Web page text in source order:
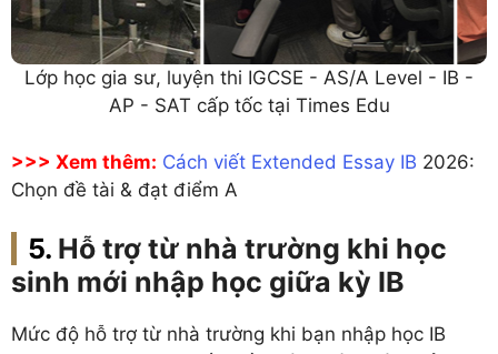
Lớp học gia sư, luyện thi IGCSE - AS/A Level - IB -
AP - SAT cấp tốc tại Times Edu
>>> Xem thêm: Cách viết Extended Essay IB 2026:
Chọn đề tài & đạt điểm A
Hỗ trợ từ nhà trường khi học
sinh mới nhập học giữa kỳ IB
Mức độ hỗ trợ từ nhà trường khi bạn nhập học IB